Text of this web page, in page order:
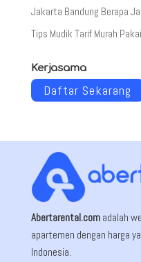
Jakarta Bandung Berapa
Tips Mudik Tarif Murah
Kerjasama
Daftar Sekarang
Abertarental.comadalah
apartemen dengan harga
Indonesia.